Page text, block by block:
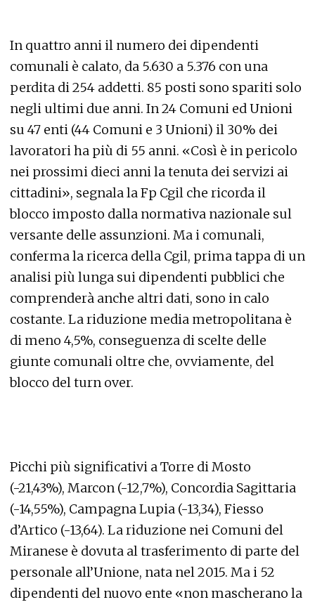
In quattro anni il numero dei dipendenti
comunali è calato, da 5.630 a 5.376 con una
perdita di 254 addetti. 85 posti sono spariti solo
negli ultimi due anni. In 24 Comuni ed Unioni
su 47 enti (44 Comuni e 3 Unioni) il 30% dei
lavoratori ha più di 55 anni. «Così è in pericolo
nei prossimi dieci anni la tenuta dei servizi ai
cittadini», segnala la Fp Cgil che ricorda il
blocco imposto dalla normativa nazionale sul
versante delle assunzioni. Ma i comunali,
conferma la ricerca della Cgil, prima tappa di un
analisi più lunga sui dipendenti pubblici che
comprenderà anche altri dati, sono in calo
costante. La riduzione media metropolitana è
di meno 4,5%, conseguenza di scelte delle
giunte comunali oltre che, ovviamente, del
blocco del turn over.
Picchi più significativi a Torre di Mosto
(-21,43%), Marcon (-12,7%), Concordia Sagittaria
(-14,55%), Campagna Lupia (-13,34), Fiesso
d’Artico (-13,64). La riduzione nei Comuni del
Miranese è dovuta al trasferimento di parte del
personale all’Unione, nata nel 2015. Ma i 52
dipendenti del nuovo ente «non mascherano la